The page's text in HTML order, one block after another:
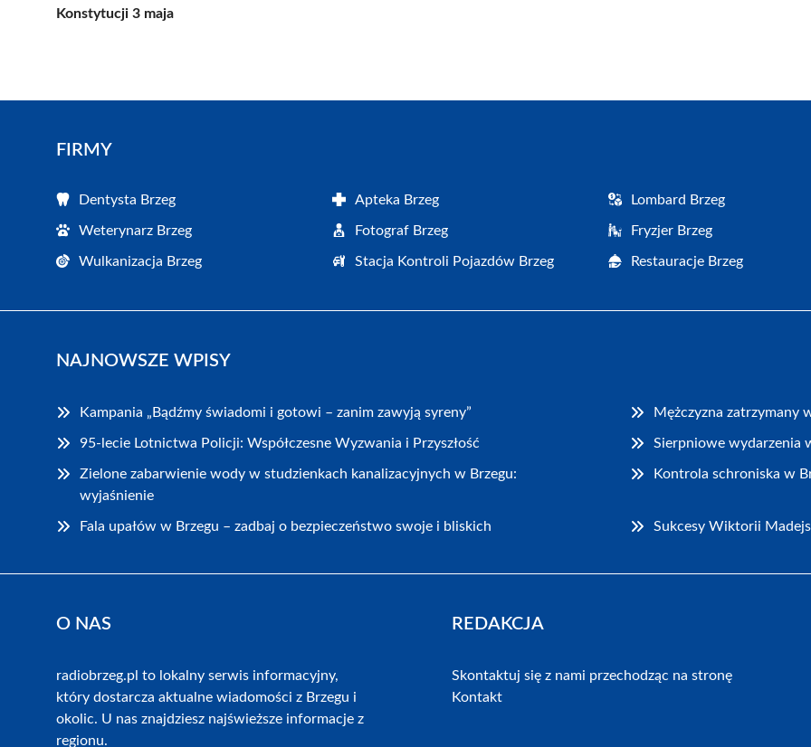
Konstytucji 3 maja
FIRMY
Dentysta Brzeg Apteka Brzeg Lombard Brzeg
Weterynarz Brzeg Fotograf Brzeg Fryzjer Brzeg
Wulkanizacja Brzeg Stacja Kontroli Pojazdów Brzeg Restauracje Brzeg
NAJNOWSZE WPISY
Kampania „Bądźmy świadomi i gotowi – zanim zawyją syreny” Mężczyzna zatrzymany
95-lecie Lotnictwa Policji: Współczesne Wyzwania i Przyszłość Sierpniowe wydarzenia
Zielone zabarwienie wody w studzienkach kanalizacyjnych w Brzegu:
wyjaśnienie
Kontrola schroniska w
Fala upałów w Brzegu – zadbaj o bezpieczeństwo swoje i bliskich Sukcesy Wiktorii
O NAS
radiobrzeg.pl to lokalny serwis informacyjny,
który dostarcza aktualne wiadomości z Brzegu i
okolic. U nas znajdziesz najświeższe informacje z
regionu.
REDAKCJA
Skontaktuj się z nami przechodząc na stronę
Kontakt